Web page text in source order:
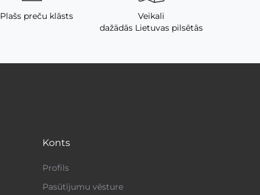
Plašs preču klāsts
Veikali
dažādās Lietuvas pilsētās
Konts
Profils
Pasūtījumu vēsture